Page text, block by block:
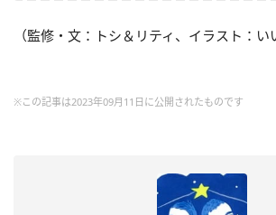
（監修・文：トシ＆リティ、イラスト：い
※この記事は2023年09月11日に公開されたものです